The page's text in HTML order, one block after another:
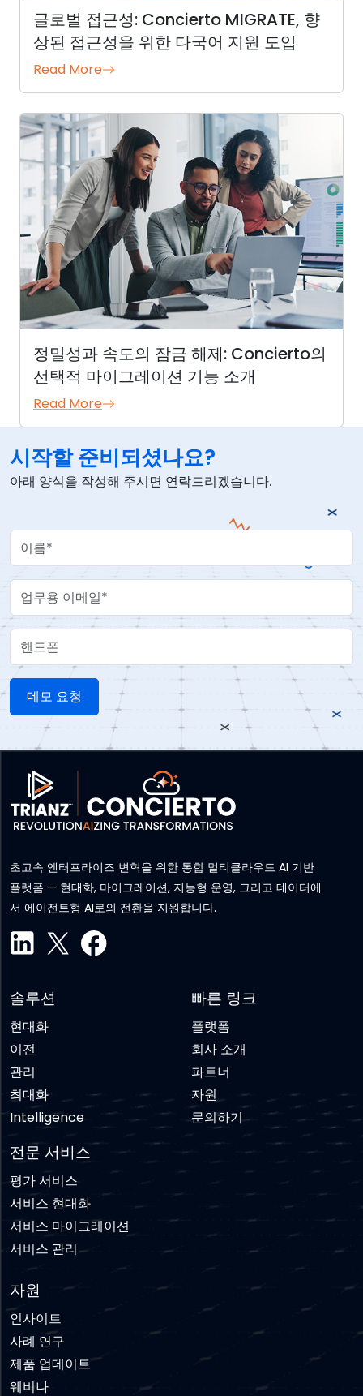
글로벌 접근성: Concierto MIGRATE, 향
상된 접근성을 위한 다국어 지원 도입
Read More
정밀성과 속도의 잠금 해제: Concierto의
선택적 마이그레이션 기능 소개
Read More
시작할 준비되셨나요?
아래 양식을 작성해 주시면 연락드리겠습니다.
Your Name
Work Email
핸드폰
초고속 엔터프라이즈 변혁을 위한 통합 멀티클라우드 AI 기반
플랫폼 — 현대화, 마이그레이션, 지능형 운영, 그리고 데이터에
서 에이전트형 AI로의 전환을 지원합니다.
솔루션
현대화
이전
관리
최대화
Intelligence
전문 서비스
평가 서비스
서비스 현대화
서비스 마이그레이션
서비스 관리
빠른 링크
플랫폼
회사 소개
파트너
자원
문의하기
자원
인사이트
사례 연구
제품 업데이트
웨비나